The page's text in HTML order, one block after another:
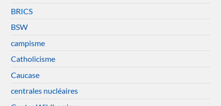
BRICS
BSW
campisme
Catholicisme
Caucase
centrales nucléaires